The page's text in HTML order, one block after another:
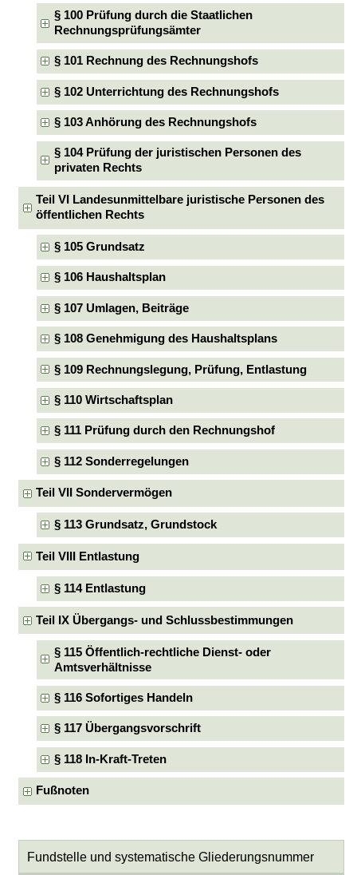
§ 100 Prüfung durch die Staatlichen
Rechnungsprüfungsämter
§ 101 Rechnung des Rechnungshofs
§ 102 Unterrichtung des Rechnungshofs
§ 103 Anhörung des Rechnungshofs
§ 104 Prüfung der juristischen Personen des
privaten Rechts
Teil VI Landesunmittelbare juristische Personen des
öffentlichen Rechts
§ 105 Grundsatz
§ 106 Haushaltsplan
§ 107 Umlagen, Beiträge
§ 108 Genehmigung des Haushaltsplans
§ 109 Rechnungslegung, Prüfung, Entlastung
§ 110 Wirtschaftsplan
§ 111 Prüfung durch den Rechnungshof
§ 112 Sonderregelungen
Teil VII Sondervermögen
§ 113 Grundsatz, Grundstock
Teil VIII Entlastung
§ 114 Entlastung
Teil IX Übergangs- und Schlussbestimmungen
§ 115 Öffentlich-rechtliche Dienst- oder
Amtsverhältnisse
§ 116 Sofortiges Handeln
§ 117 Übergangsvorschrift
§ 118 In-Kraft-Treten
Fußnoten
Fundstelle und systematische Gliederungsnummer